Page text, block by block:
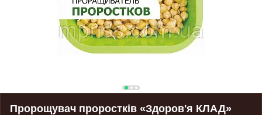
Пророщувач проростків «Здоров'я КЛАД»